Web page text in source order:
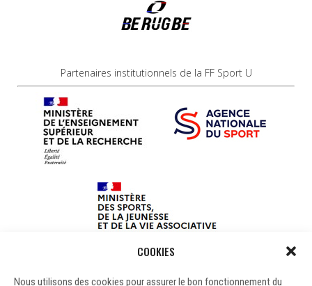
COOKIES
Nous utilisons des cookies pour assurer le bon fonctionnement du
Partenaires institutionnels de la FF Sport U